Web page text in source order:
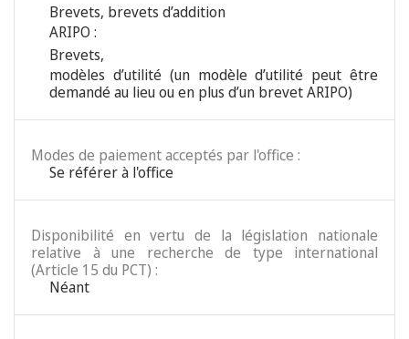
Brevets, brevets d’addition
ARIPO :
Brevets,
modèles d’utilité (un modèle d’utilité peut être
demandé au lieu ou en plus d’un brevet ARIPO)
Modes de paiement acceptés par l'office :
Se référer à l'office
Disponibilité en vertu de la législation nationale
relative à une recherche de type international
(Article 15 du PCT) :
Néant